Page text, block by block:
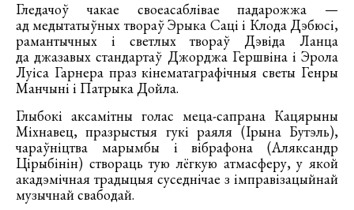
Гледачоў чакае своеасаблівае падарожжа —
ад медытатыўных твораў Эрыка Саці і Клода Дэбюсі,
рамантычных і светлых твораў Дэвіда Ланца
да джазавых стандартаў Джорджа Гершвіна і Эрола
Луіса Гарнера праз кінематаграфічныя светы Генры
Манчыні і Патрыка Дойла.
Глыбокі аксамітны голас меца-сапрана Кацярыны
Міхнавец, празрыстыя гукі раяля (Ірына Бутэль),
чараўніцтва марымбы і вібрафона (Аляксандр
Цірыбінін) створаць тую лёгкую атмасферу, у якой
акадэмічная традыцыя суседнічае з імправізацыйнай
музычнай свабодай.